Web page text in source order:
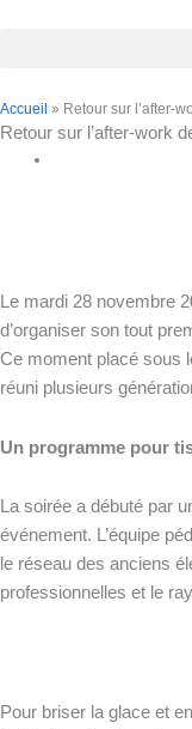
Accueil » Retour sur l’after-
Retour sur l’after-work
Le mardi 28 novembre
d’organiser son tout
Ce moment placé sous
réuni plusieurs
Un programme pour
La soirée a débuté par
événement. L’équipe
le réseau des anciens
professionnelles et le
Pour briser la glace et